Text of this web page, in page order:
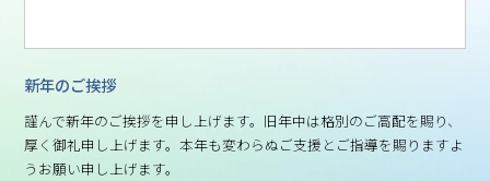
新年のご挨拶
謹んで新年のご挨拶を申し上げます。旧年中は格別のご高配を賜り、
厚く御礼申し上げます。本年も変わらぬご支援とご指導を賜りますよ
うお願い申し上げます。